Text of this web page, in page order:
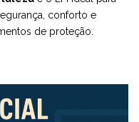
conforto e
de proteção.